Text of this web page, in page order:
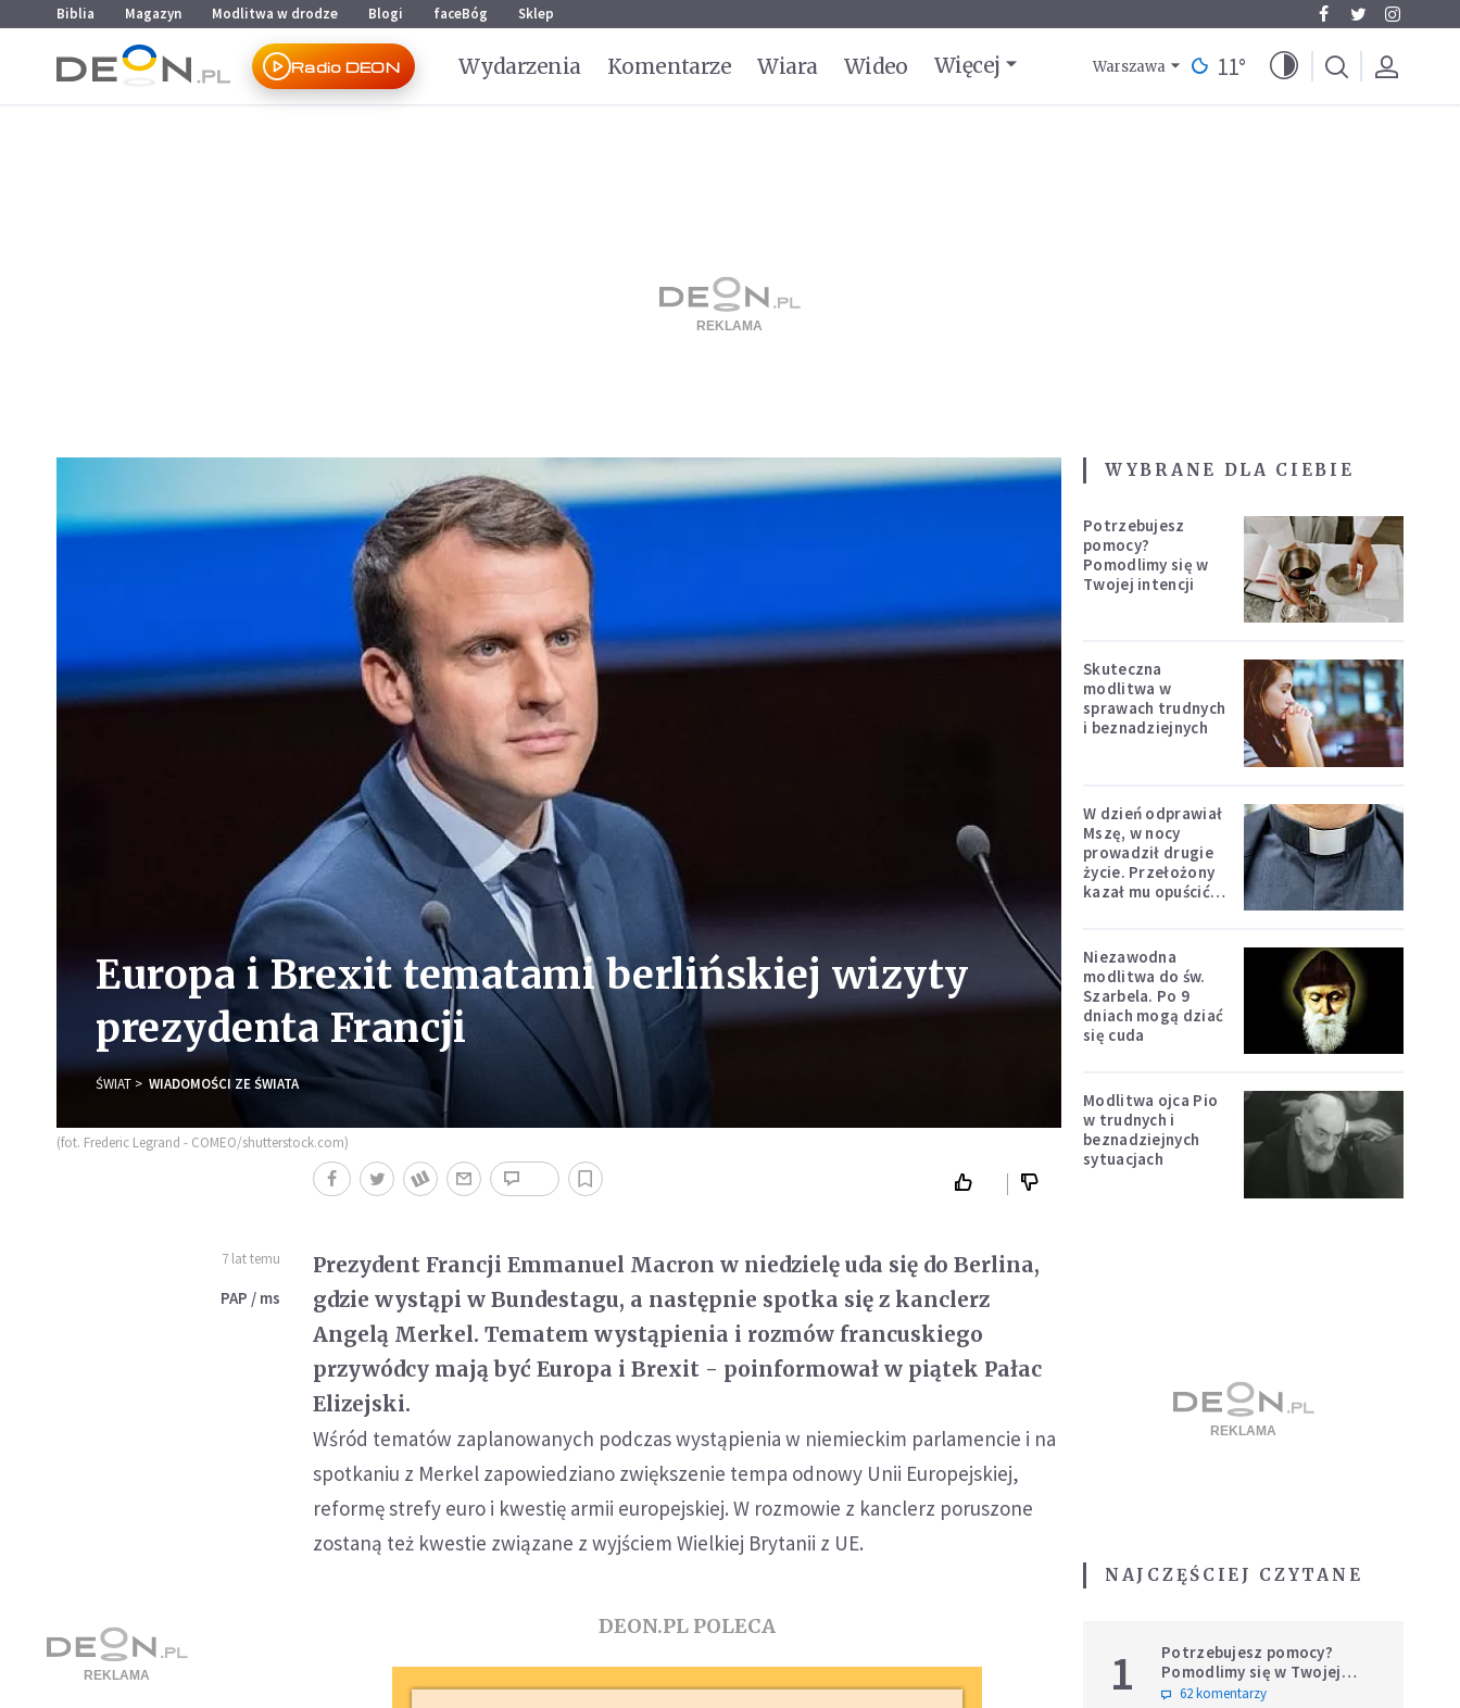
Przejdź do menu głównego
Przejdź do treści
Biblia Magazyn Modlitwa w drodze Blogi faceBóg Sklep
Radio DEON Wydarzenia Komentarze Wiara Wideo Więcej Warszawa 11°
Europa i Brexit tematami berlińskiej wizyty
prezydenta Francji
ŚWIAT WIADOMOŚCI ZE ŚWIATA
(fot. Frederic Legrand - COMEO/shutterstock.com)
7 lat temu
PAP / ms
Prezydent Francji Emmanuel Macron w niedzielę uda się do Berlina,
gdzie wystąpi w Bundestagu, a następnie spotka się z kanclerz
Angelą Merkel. Tematem wystąpienia i rozmów francuskiego
przywódcy mają być Europa i Brexit - poinformował w piątek Pałac
Elizejski.
Wśród tematów zaplanowanych podczas wystąpienia w niemieckim parlamencie i na
spotkaniu z Merkel zapowiedziano zwiększenie tempa odnowy Unii Europejskiej,
reformę strefy euro i kwestię armii europejskiej. W rozmowie z kanclerz poruszone
zostaną też kwestie związane z wyjściem Wielkiej Brytanii z UE.
DEON.PL POLECA
WYBRANE DLA CIEBIE
Potrzebujesz
pomocy?
Pomodlimy się w
Twojej intencji
Skuteczna
modlitwa w
sprawach trudnych
i beznadziejnych
W dzień odprawiał
Mszę, w nocy
prowadził drugie
życie. Przełożony
kazał mu opuścić
Niezawodna
modlitwa do św.
Szarbela. Po 9
dniach mogą dziać
się cuda
Modlitwa ojca Pio
w trudnych i
beznadziejnych
sytuacjach
NAJCZĘŚCIEJ CZYTANE
1
Potrzebujesz pomocy?
Pomodlimy się w Twojej
intencji
62 komentarzy